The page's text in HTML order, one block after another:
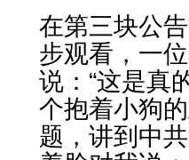
在第三块公
步观看，一
说：“这是真
个抱着小狗
题，讲到中